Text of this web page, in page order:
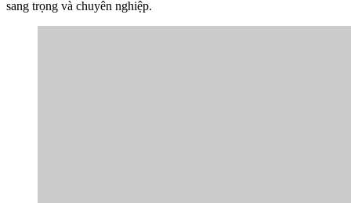
sang trọng và chuyên nghiệp.